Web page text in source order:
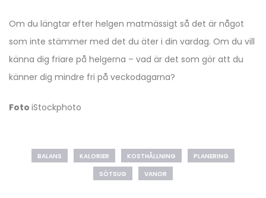
Om du längtar efter helgen matmässigt så det är något
som inte stämmer med det du äter i din vardag. Om du vill
känna dig friare på helgerna – vad är det som gör att du
känner dig mindre fri på veckodagarna?
Foto iStockphoto
BALANS KALORIER KOSTHÅLLNING
PLANERING
SÖTSUG
VANOR